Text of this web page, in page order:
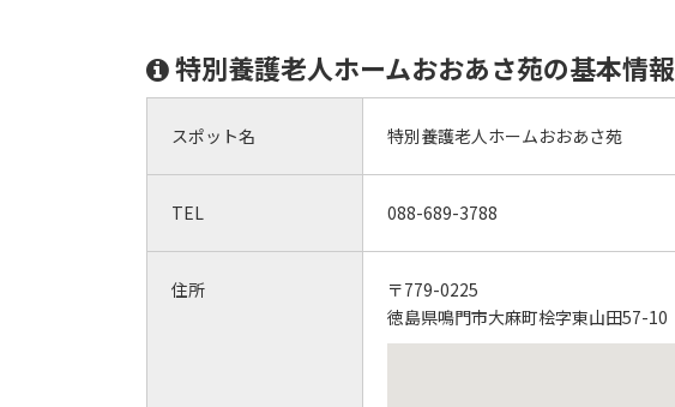
特別養護老人ホームおおあさ苑の基本情報
スポット名 特別養護老人ホームおおあさ苑
TEL 088-689-3788
住所
〒779-0225
徳島県鳴門市大麻町桧字東山田57-10